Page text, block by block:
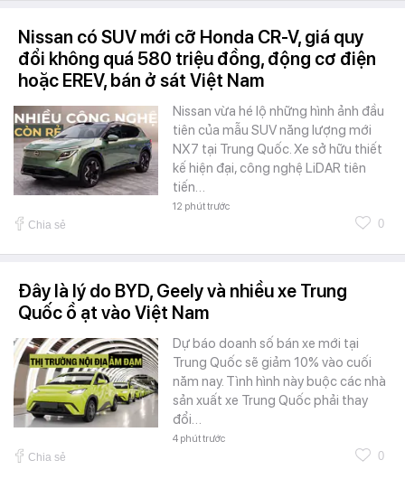
Nissan có SUV mới cỡ Honda CR-V, giá quy
đổi không quá 580 triệu đồng, động cơ điện
hoặc EREV, bán ở sát Việt Nam
Nissan vừa hé lộ những hình ảnh đầu
tiên của mẫu SUV năng lượng mới
NX7 tại Trung Quốc. Xe sở hữu thiết
kế hiện đại, công nghệ LiDAR tiên
tiến…
12 phút trước
Chia sẻ 0
Đây là lý do BYD, Geely và nhiều xe Trung
Quốc ồ ạt vào Việt Nam
Dự báo doanh số bán xe mới tại
Trung Quốc sẽ giảm 10% vào cuối
năm nay. Tình hình này buộc các nhà
sản xuất xe Trung Quốc phải thay
đổi…
4 phút trước
Chia sẻ 0